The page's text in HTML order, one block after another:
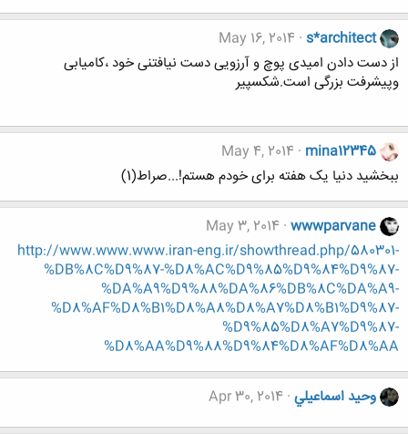
s*architect
May 16, 2014
از دست دادن امیدی پوچ و آرزویی دست نیافتنی خود ،کامیابی
وپیشرفت بزرگی است.شکسپیر
mina12345
May 4, 2014
ببخشید دنیا یک هفته برای خودم هستم!...صراط(1)
wwwparvane
May 3, 2014
http://www.www.www.iran-eng.ir/showthread.php/580301-
%DB%8C%D9%87-%D8%AC%D9%85%D9%84%D9%87-
%DA%A9%D9%88%DA%86%DB%8C%DA%A9-
%D8%AF%D8%B1%D8%A8%D8%A7%D8%B1%D9%87-
%D9%85%D8%A7%D9%87-
%D8%AA%D9%88%D9%84%D8%AF%D8%AA
وحيد اسماعيلي Apr 30, 2014